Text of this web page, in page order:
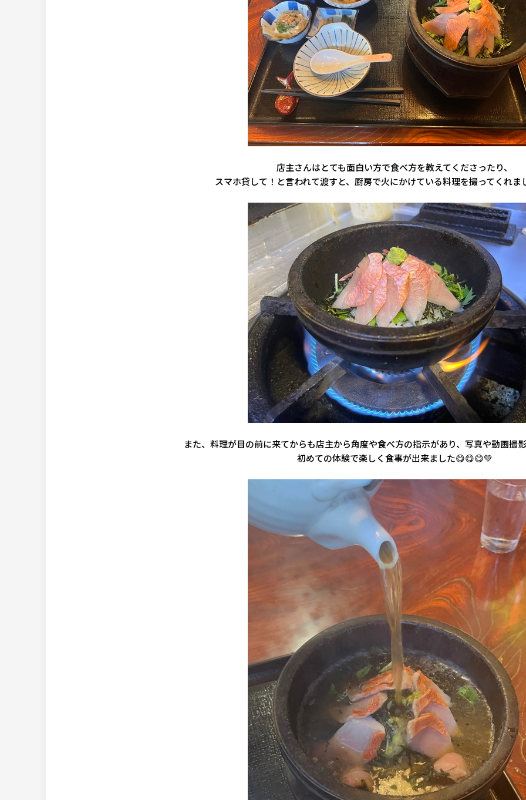
店主さんはとても面白い方で食べ方を教えてくださったり、
スマホ貸して！と言われて渡すと、厨房で火にかけている料理を撮ってくれま
また、料理が目の前に来てからも店主から角度や食べ方の指示があり、写真や動画撮
初めての体験で楽しく食事が出来ました😋😋😋💚